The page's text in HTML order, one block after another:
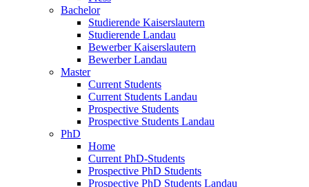
Bachelor
Studierende Kaiserslautern
Studierende Landau
Bewerber Kaiserslautern
Bewerber Landau
Master
Current Students
Current Students Landau
Prospective Students
Prospective Students Landau
PhD
Home
Current PhD-Students
Prospective PhD Students
Prospective PhD Students Landau